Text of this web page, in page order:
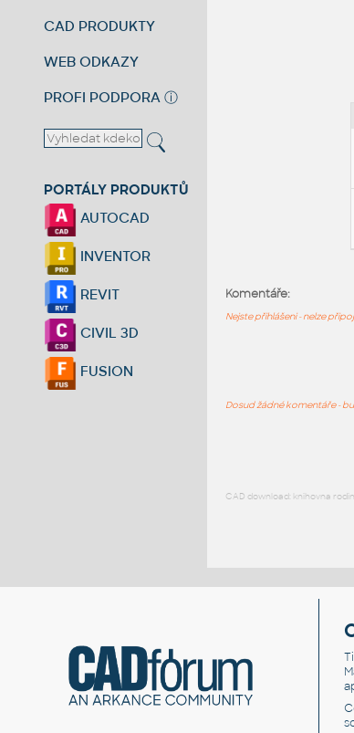
CAD PRODUKTY
WEB ODKAZY
PROFI PODPORA ⓘ
PORTÁLY PRODUKTŮ
AUTOCAD
INVENTOR
REVIT
CIVIL 3D
FUSION
Komentáře:
Nejste přihlášeni - nelze
Dosud žádné komentáře -
CAD download: knihovna